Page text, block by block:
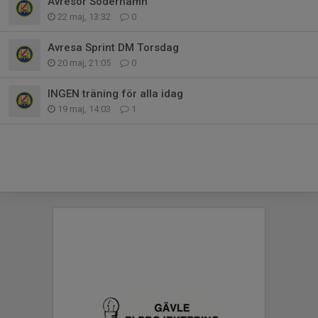
22 maj, 13:32 0
Avresa Sprint DM Torsdag
20 maj, 21:05 0
INGEN träning för alla idag
19 maj, 14:03 1